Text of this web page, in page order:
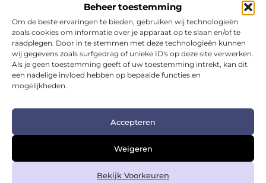
Beheer toestemming
Om de beste ervaringen te bieden, gebruiken wij technologieën
zoals cookies om informatie over je apparaat op te slaan en/of te
raadplegen. Door in te stemmen met deze technologieën kunnen
wij gegevens zoals surfgedrag of unieke ID's op deze site verwerken.
Als je geen toestemming geeft of uw toestemming intrekt, kan dit
een nadelige invloed hebben op bepaalde functies en
mogelijkheden.
Accepteren
Weigeren
Bekijk Voorkeuren
Over Hotspotmagazine
Jouw bron voor inspiratie en handige tips voor het
dagelijks leven.
Verken een uitgebreide selectie blogs en artikelen
boordevol praktische adviezen en verrassende inzichten
om het beste uit elke dag te halen.